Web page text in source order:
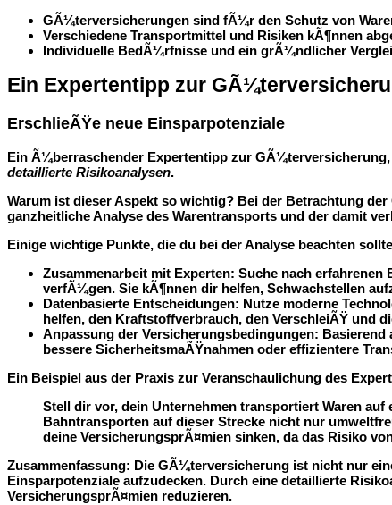
GÃ¼terversicherungen sind fÃ¼r den Schutz von
Verschiedene Transportmittel und Risiken kÃ¶nnen
Individuelle BedÃ¼rfnisse und ein grÃ¼ndlicher
Ein Expertentipp zur
ErschlieÃŸe neue Einsparpotenziale
Ein Ã¼berraschender Expertentipp zur
detaillierte Risikoanalysen.
Warum ist dieser Aspekt so wichtig? Bei der Betrachtung
ganzheitliche Analyse des Warentransports und der damit
Einige wichtige Punkte, die du bei der Analyse beachten
Zusammenarbeit mit Experten: Suche nach erfahrenen
verfÃ¼gen. Sie kÃ¶nnen dir helfen, Schwachstellen
Datenbasierte Entscheidungen: Nutze moderne
helfen, den Kraftstoffverbrauch, den VerschleiÃŸ und
Anpassung der Versicherungsbedingungen: Basierend
bessere SicherheitsmaÃŸnahmen oder effizientere
Ein Beispiel aus der Praxis zur Veranschaulichung des
Stell dir vor, dein Unternehmen transportiert Waren
Bahntransporten auf dieser Strecke nicht nur
deine VersicherungsprÃ¤mien sinken, da das Risiko
Zusammenfassung: Die GÃ¼terversicherung ist nicht nur
Einsparpotenziale aufzudecken. Durch eine detaillierte
VersicherungsprÃ¤mien reduzieren.